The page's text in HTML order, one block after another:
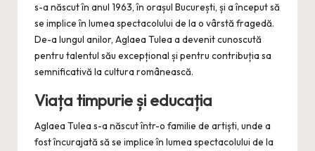
s-a născut în anul 1963, în orașul București, și a început să
se implice în lumea spectacolului de la o vârstă fragedă.
De-a lungul anilor, Aglaea Tulea a devenit cunoscută
pentru talentul său excepțional și pentru contribuția sa
semnificativă la cultura românească.
Viața timpurie și educația
Aglaea Tulea s-a născut într-o familie de artiști, unde a
fost încurajată să se implice în lumea spectacolului de la